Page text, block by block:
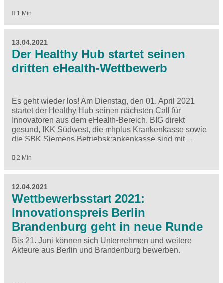
1 Min
13.04.2021
Der Healthy Hub startet seinen
dritten eHealth-Wettbewerb
Es geht wieder los! Am Dienstag, den 01. April 2021
startet der Healthy Hub seinen nächsten Call für
Innovatoren aus dem eHealth-Bereich. BIG direkt
gesund, IKK Südwest, die mhplus Krankenkasse sowie
die SBK Siemens Betriebskrankenkasse sind mit…
2 Min
12.04.2021
Wettbewerbsstart 2021:
Innovationspreis Berlin
Brandenburg geht in neue Runde
Bis 21. Juni können sich Unternehmen und weitere
Akteure aus Berlin und Brandenburg bewerben.